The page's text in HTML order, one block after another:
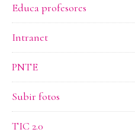
Educa profesores
Intranet
PNTE
Subir fotos
TIC 2.0